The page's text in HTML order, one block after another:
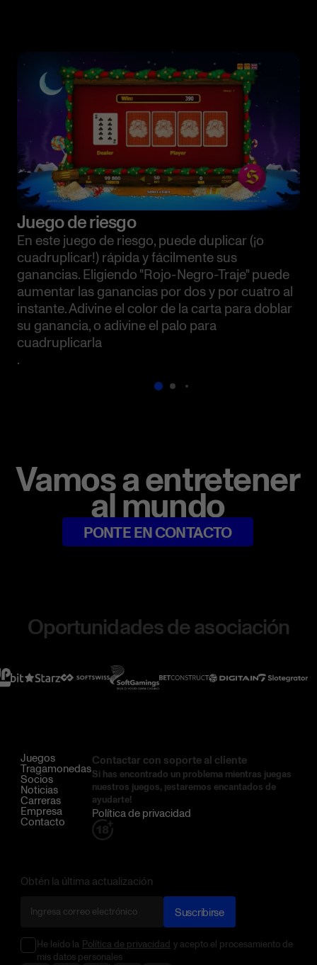
Juego de riesgo
En este juego de riesgo, puede duplicar (¡o
cuadruplicar!) rápida y fácilmente sus
ganancias. Eligiendo "Rojo-Negro-Traje" puede
aumentar las ganancias por dos y por cuatro al
instante. Adivine el color de la carta para doblar
su ganancia, o adivine el palo para
cuadruplicarla
.
Vamos a entretener
al mundo
PONTE EN CONTACTO
Oportunidades de asociación
Juegos
Tragamonedas
Socios
Noticias
Carreras
Empresa
Contacto
Contactar con soporte al cliente
Si has encontrado un problema mientras juegas
nuestros juegos, ¡estaremos encantados de
ayudarte!
Política de privacidad
Obtén la última actualización
Suscribirse
He leído la Política de privacidad y acepto el procesamiento de
mis datos personales